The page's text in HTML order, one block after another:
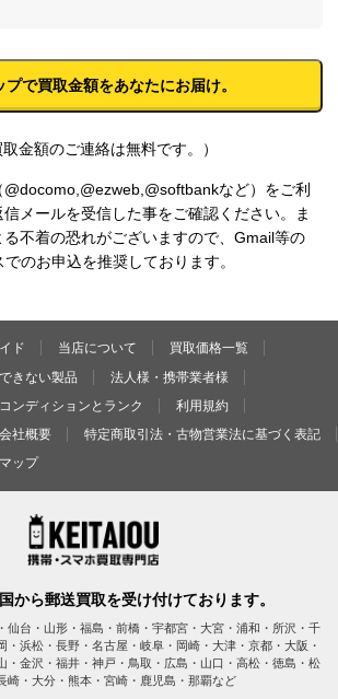
取金額のご連絡は無料です。）
など）をご利
メールを受信した事をご確認ください。ま
不着の恐れがございますので、Gmail等の
のお申込を推奨しております。
ド 当店について
買取価格一覧
きない製品
法人様・携帯業者様
コンディションとランク
利用規約
会社概要
特定商取引法・古物営業法に基づく表記
ップ
から郵送買取を受け付けております。
仙台・山形・福島・前橋・宇都宮・大宮・浦和・所沢・千
・浜松・長野・名古屋・岐阜・岡崎・大津・京都・大阪・
・金沢・福井・神戸・鳥取・広島・山口・高松・徳島・松
崎・大分・熊本・宮崎・鹿児島・那覇など